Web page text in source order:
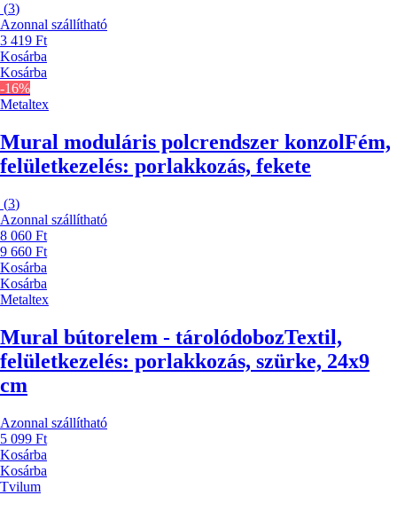
(3)
Azonnal szállítható
3 419 Ft
Kosárba
Kosárba
-16%
Metaltex
Mural moduláris polcrendszer konzolFém,
felületkezelés: porlakkozás, fekete
(3)
Azonnal szállítható
8 060 Ft
9 660 Ft
Kosárba
Kosárba
Metaltex
Mural bútorelem - tárolódobozTextil,
felületkezelés: porlakkozás, szürke, 24x9
cm
Azonnal szállítható
5 099 Ft
Kosárba
Kosárba
Tvilum